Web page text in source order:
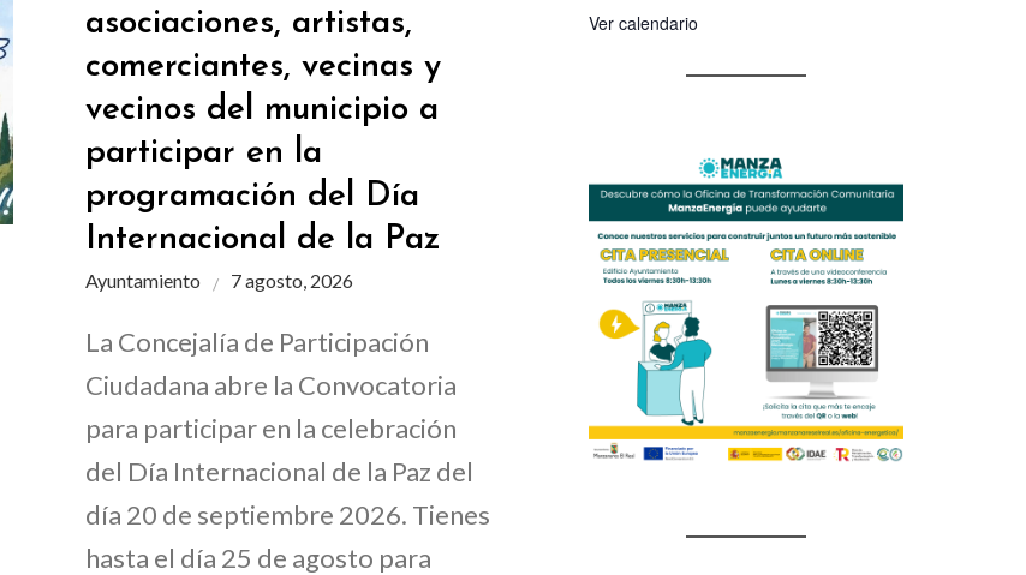
asociaciones, artistas,
comerciantes, vecinas y
vecinos del municipio a
participar en la
programación del Día
Internacional de la Paz
Ayuntamiento 7 agosto, 2026
La Concejalía de Participación
Ciudadana abre la Convocatoria
para participar en la celebración
del Día Internacional de la Paz del
día 20 de septiembre 2026. Tienes
hasta el día 25 de agosto para
Ver calendario